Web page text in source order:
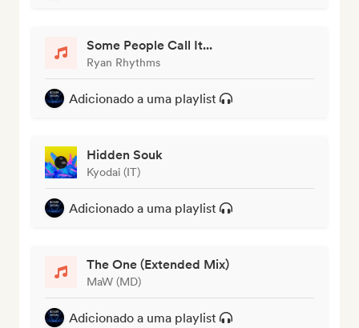
Some People Call It...
Ryan Rhythms
Adicionado a uma playlist
Hidden Souk
Kyodai (IT)
Adicionado a uma playlist
The One (Extended Mix)
MaW (MD)
Adicionado a uma playlist